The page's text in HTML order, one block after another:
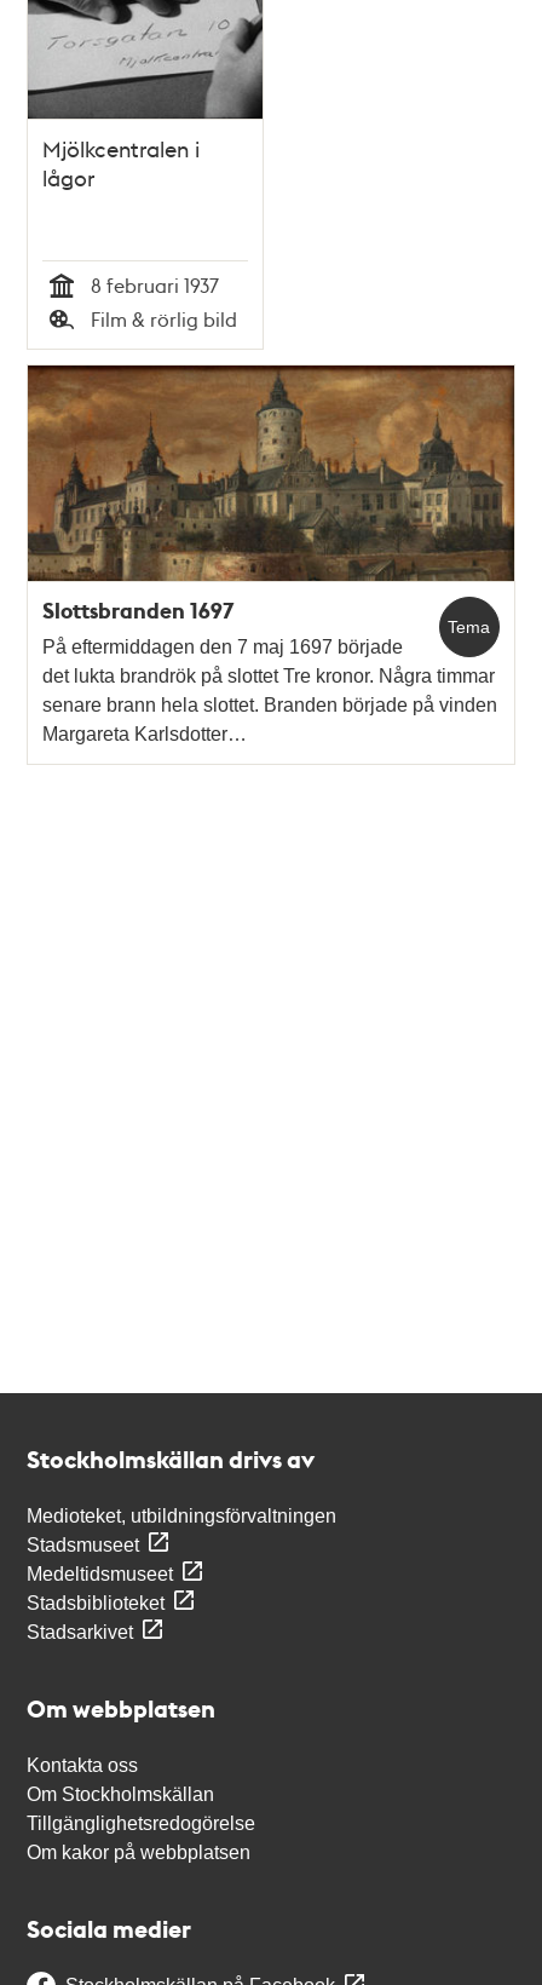
Mjölkcentralen i
lågor
Tid
8 februari 1937
Typ
Film & rörlig bild
Tema
Slottsbranden 1697
På eftermiddagen den 7 maj 1697 började
det lukta brandrök på slottet Tre kronor. Några timmar
senare brann hela slottet. Branden började på vinden
Margareta Karlsdotter…
Stockholmskällan drivs av
Medioteket, utbildningsförvaltningen
Stadsmuseet
Medeltidsmuseet
Stadsbiblioteket
Stadsarkivet
Om webbplatsen
Kontakta oss
Om Stockholmskällan
Tillgänglighetsredogörelse
Om kakor på webbplatsen
Sociala medier